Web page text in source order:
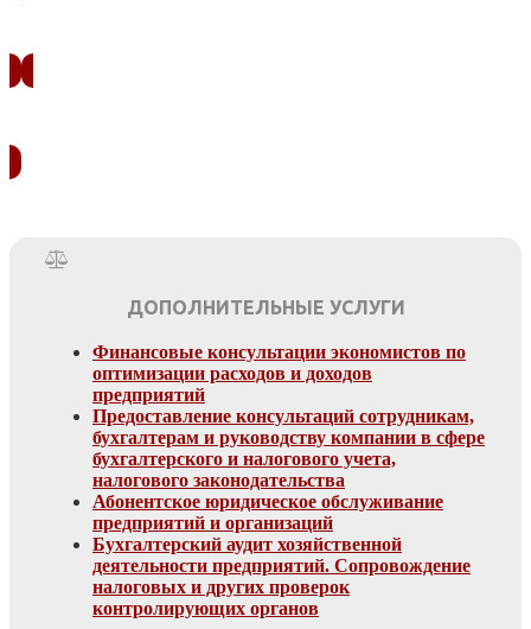
ДОПОЛНИТЕЛЬНЫЕ УСЛУГИ
Финансовые консультации экономистов по
оптимизации расходов и доходов
предприятий
Предоставление консультаций сотрудникам,
бухгалтерам и руководству компании в сфере
бухгалтерского и налогового учета,
налогового законодательства
Абонентское юридическое обслуживание
предприятий и организаций
Бухгалтерский аудит хозяйственной
деятельности предприятий. Сопровождение
налоговых и других проверок
контролирующих органов